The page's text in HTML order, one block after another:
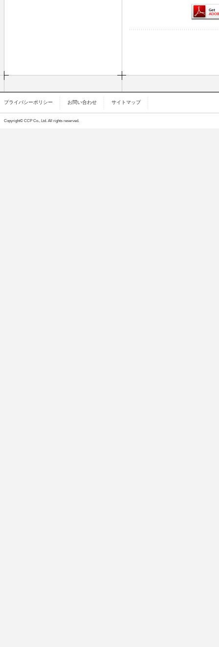
プライバシーポリシー お問い合わせ サイトマップ
Copyright© CCP Co., Ltd. All rights reserved.